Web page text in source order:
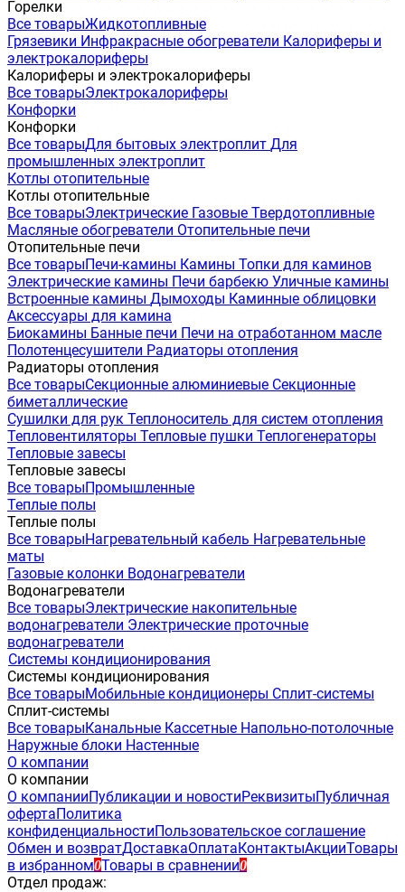
Горелки
Все товарыЖидкотопливные
Грязевики Инфракрасные обогреватели Калориферы и
электрокалориферы
Калориферы и электрокалориферы
Все товарыЭлектрокалориферы
Конфорки
Конфорки
Все товарыДля бытовых электроплит Для
промышленных электроплит
Котлы отопительные
Котлы отопительные
Все товарыЭлектрические Газовые Твердотопливные
Масляные обогреватели Отопительные печи
Отопительные печи
Все товарыПечи-камины Камины Топки для каминов
Электрические камины Печи барбекю Уличные камины
Встроенные камины Дымоходы Каминные облицовки
Аксессуары для камина
Биокамины Банные печи Печи на отработанном масле
Полотенцесушители Радиаторы отопления
Радиаторы отопления
Все товарыСекционные алюминиевые Секционные
биметаллические
Сушилки для рук Теплоноситель для систем отопления
Тепловентиляторы Тепловые пушки Теплогенераторы
Тепловые завесы
Тепловые завесы
Все товарыПромышленные
Теплые полы
Теплые полы
Все товарыНагревательный кабель Нагревательные
маты
Газовые колонки Водонагреватели
Водонагреватели
Все товарыЭлектрические накопительные
водонагреватели Электрические проточные
водонагреватели
Системы кондиционирования
Системы кондиционирования
Все товарыМобильные кондиционеры Сплит-системы
Сплит-системы
Все товарыКанальные Кассетные Напольно-потолочные
Наружные блоки Настенные
О компании
О компании
О компанииПубликации и новостиРеквизитыПубличная
офертаПолитика
конфиденциальностиПользовательское соглашение
Обмен и возвратДоставкаОплатаКонтактыАкцииТовары
в избранном0Товары в сравнении0
Отдел продаж: